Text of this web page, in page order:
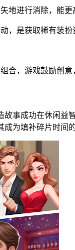
地进行消除，能更
，是获取稀有装扮
合，游戏鼓励创意
故事成功在休闲益
为填补碎片时间